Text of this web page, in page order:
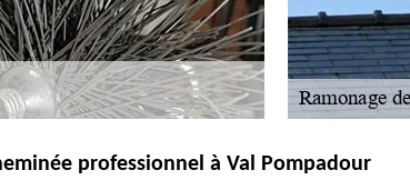
professionnel à Val Pompadour